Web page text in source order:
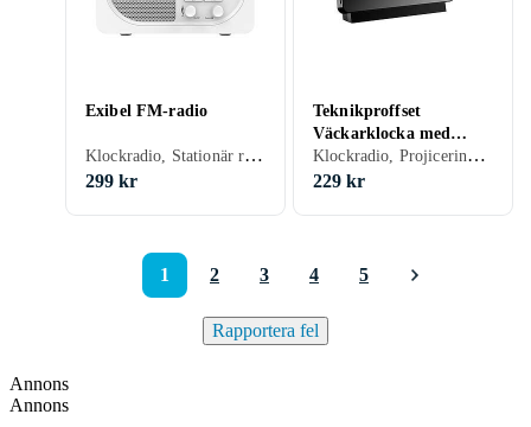
Exibel FM-radio
Klockradio, Stationär radio, FM, Klockradio med alarm, USB
299 kr
Teknikproffset
Väckarklocka med
projektor
Klockradio, Projicering av tid, Display
229 kr
1 2 3 4 5
Rapportera fel
Annons
Annons